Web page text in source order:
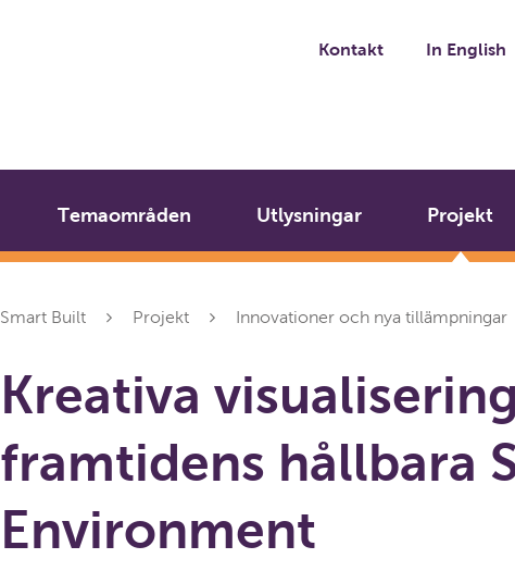
Kontakt In English
Temaområden Utlysningar Projekt
Smart Built Projekt Innovationer och nya tillämpningar
Kreativa
framtidens hållbara
Environment